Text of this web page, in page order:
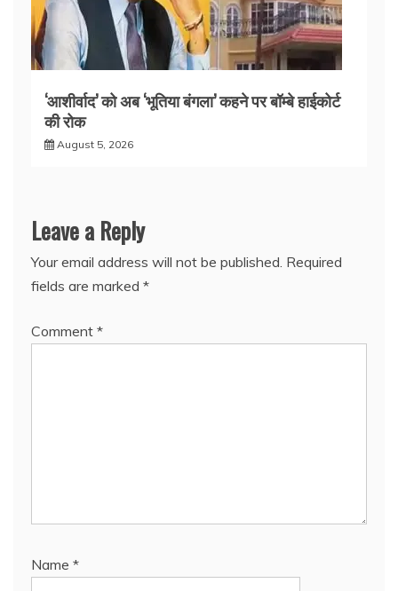
‘आशीर्वाद’ को अब ‘भूतिया बंगला’ कहने पर बॉम्बे हाईकोर्ट
की रोक
August 5, 2026
Leave a Reply
Your email address will not be published. Required
fields are marked *
Comment *
Name *